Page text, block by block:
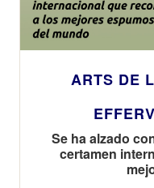
ARTS DE
Se ha alzado
certamen